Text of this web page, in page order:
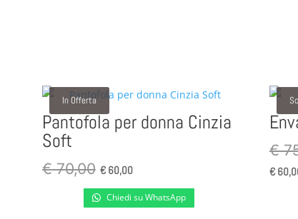
In Offerta
Pantofola per donna Cinzia
Soft
€70,00 Il
prezzo
originale
€60,00Il
prezzo
attuale
Chiedi su WhatsApp
€
€